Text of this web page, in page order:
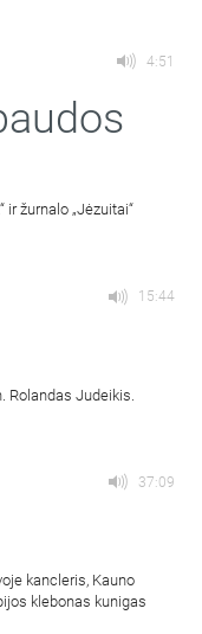
4:51
ir žurnalo „Jėzuitai“
15:44
Rolandas Judeikis.
37:09
kancleris, Kauno
klebonas kunigas